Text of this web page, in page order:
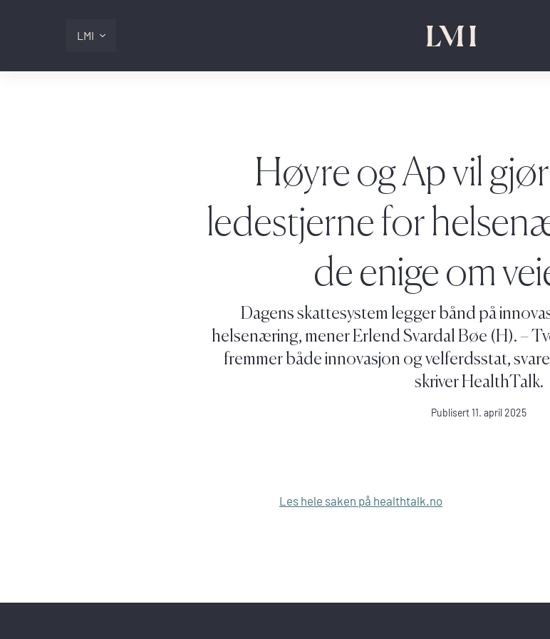
LMI
Høyre og Ap vil
ledestjerne for
de enige om
Dagens skattesystem legger bånd på
helsenæring, mener Erlend Svardal Bøe (H). –
fremmer både innovasjon og velferdsstat,
skriver HealthTalk.
Publisert 11. april 2025
Les hele saken på healthtalk.no